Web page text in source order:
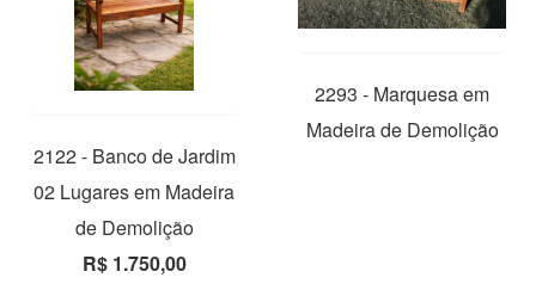
2122 - Banco de Jardim
02 Lugares em Madeira
de Demolição
R$ 1.750,00
2293 - Marquesa em
Madeira de Demolição